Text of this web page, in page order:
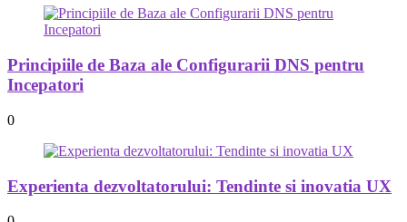
Principiile de Baza ale Configurarii DNS pentru
Incepatori
0
Experienta dezvoltatorului: Tendinte si inovatia UX